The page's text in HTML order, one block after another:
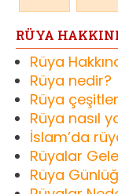
RÜYA
Rüya
Rüya nedir?
Rüya
Rüya nasıl
İslam’da
Rüyalar
Rüya